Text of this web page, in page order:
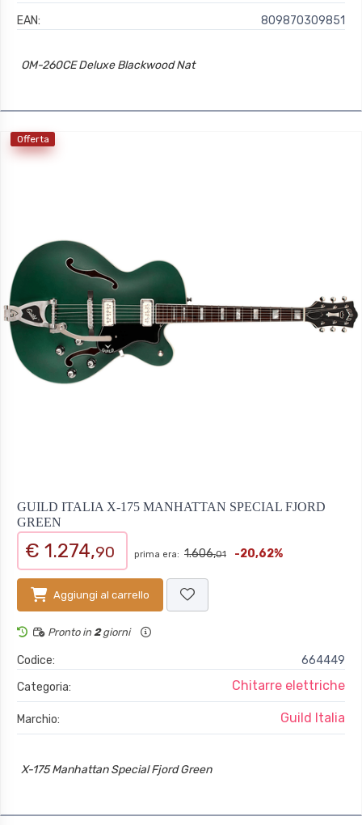
EAN: 809870309851
OM-260CE Deluxe Blackwood Nat
Offerta
GUILD ITALIA X-175 MANHATTAN SPECIAL FJORD
GREEN
€ 1.274,90 prima era: 1.606,01 -20,62%
Aggiungi al carrello
Pronto in 2giorni
Codice:
664449
Categoria:
Chitarre elettriche
Marchio: Guild Italia
X-175 Manhattan Special Fjord Green